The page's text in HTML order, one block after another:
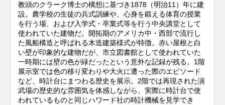
教頭のクラーク博士の構想に基づき1878（明治11）年に建
設。農学校の生徒の兵式訓練や、心身を鍛える体育の授業
を行う場、および入学式・卒業式等を行う中央講堂として
使われていた建物だ。開拓期のアメリカ中・西部で流行し
た風船構造と呼ばれる木造建築様式が特徴。赤い屋根と白
い壁が印象的な建物だが、市立図書館として使われていた
一時期には壁の色が緑だったという意外な記録が残る。1階
展示室では色の移り変わりや大火に遭った際のエピソード
など、時計台にまつわる歴史を展示。2階では再現された演
武場の歴史的な雰囲気を体感しながら、実際に時計台で使
われているものと同じハワード社の時計機械を見学でき